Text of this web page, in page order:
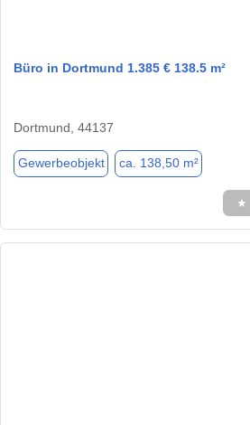
Büro in Dortmund 1.385 € 138.5 m²
Dortmund, 44137
Gewerbeobjekt ca. 138,50 m²
★